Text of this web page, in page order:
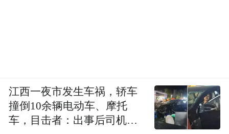
江西一夜市发生车祸，轿车
撞倒10余辆电动车、摩托
车，目击者：出事后司机一